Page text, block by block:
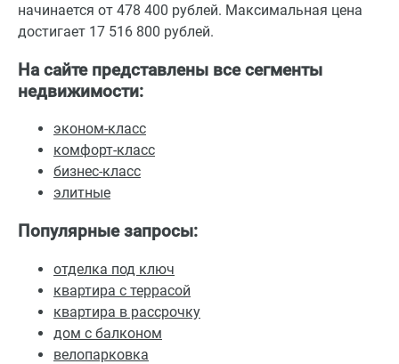
начинается от 478 400 рублей. Максимальная цена
достигает 17 516 800 рублей.
На сайте представлены все сегменты
недвижимости:
эконом-класс
комфорт-класс
бизнес-класс
элитные
Популярные запросы:
отделка под ключ
квартира с террасой
квартира в рассрочку
дом с балконом
велопарковка